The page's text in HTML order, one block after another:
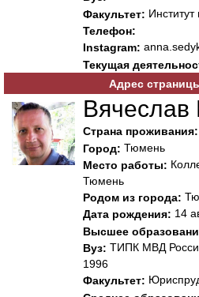
Факультет:
Телефон:
Instagram:
Текущая
Адрес
Вячеслав
Страна проживания:
Город: Тюмень
Место работы:
Тюмень
Родом из города:
Дата рождения: 14
Высшее
Вуз: ТИПК МВД
1996
Факультет: